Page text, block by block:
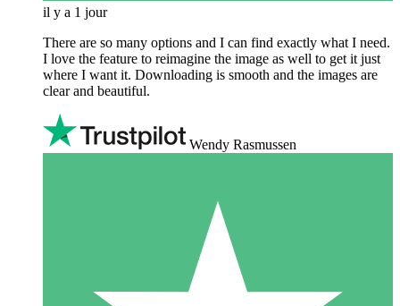
il y a 1 jour
There are so many options and I can find exactly what I need.
I love the feature to reimagine the image as well to get it just
where I want it. Downloading is smooth and the images are
clear and beautiful.
Wendy Rasmussen